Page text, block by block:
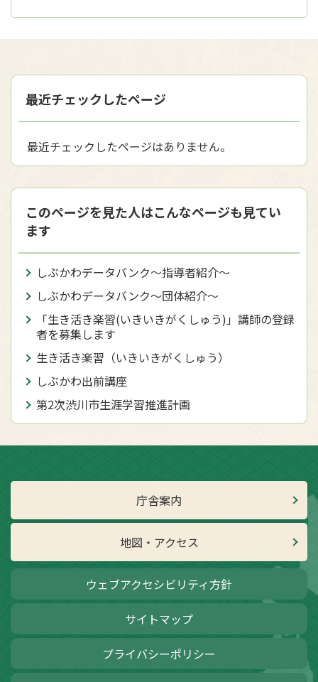
最近チェックしたページ
最近チェックしたページはありません。
このページを見た人はこんなページも見てい
ます
しぶかわデータバンク〜指導者紹介〜
しぶかわデータバンク〜団体紹介〜
「生き活き楽習(いきいきがくしゅう)」講師の登録
者を募集します
生き活き楽習（いきいきがくしゅう）
しぶかわ出前講座
第2次渋川市生涯学習推進計画
庁舎案内
地図・アクセス
ウェブアクセシビリティ方針
サイトマップ
プライバシーポリシー